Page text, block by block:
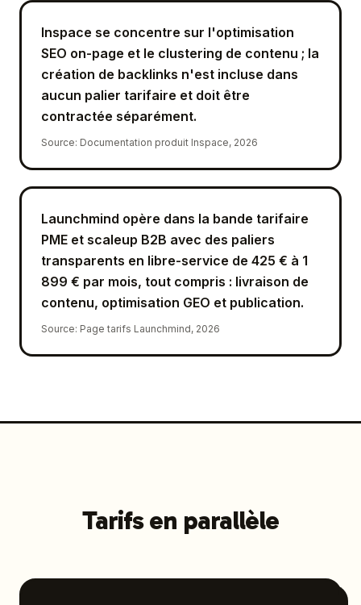
Inspace se concentre sur l'optimisation
SEO on-page et le clustering de contenu ; la
création de backlinks n'est incluse dans
aucun palier tarifaire et doit être
contractée séparément.
Source: Documentation produit Inspace, 2026
Launchmind opère dans la bande tarifaire
PME et scaleup B2B avec des paliers
transparents en libre-service de 425 € à 1
899 € par mois, tout compris : livraison de
contenu, optimisation GEO et publication.
Source: Page tarifs Launchmind, 2026
Tarifs en parallèle